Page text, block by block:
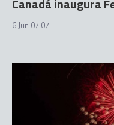
6 Jun 07:07